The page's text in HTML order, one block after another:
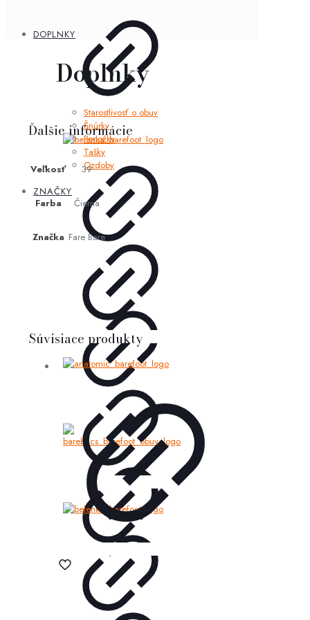
DOPLNKY
Doplnky
Starostlivosť o obuv
Šnúrky
Ponožky
Tašky
Ozdoby
ZNAČKY
Ďalšie informácie
Veľkosť 39
Farba Čierna
Značka Fare Bare
Súvisiace produkty